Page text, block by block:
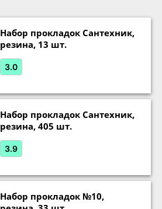
Набор прокладок Сантехник,
резина, 13 шт.
3.0
Набор прокладок Сантехник,
резина, 405 шт.
3.9
Набор прокладок №10,